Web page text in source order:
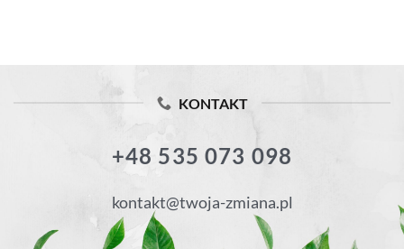
KONTAKT
+48 535 073 098
kontakt@twoja-zmiana.pl